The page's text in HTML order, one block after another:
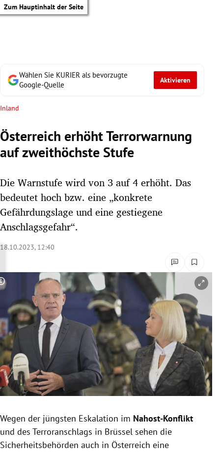
Zum Hauptinhalt der Seite
Untermenü
Untermenü
Untermenü
Untermenü
Untermenü
Untermenü
Untermenü
Untermenü
Untermenü
Untermenü
Wählen Sie KURIER als bevorzugte
Google-Quelle
Aktivieren
Inland
Österreich erhöht Terrorwarnung
auf zweithöchste Stufe
Die Warnstufe wird von 3 auf 4 erhöht. Das
bedeutet hoch bzw. eine „konkrete
Gefährdungslage und eine gestiegene
Anschlagsgefahr“.
18.10.2023, 12:40
Copyright-Hinweis öffnen/schließen
Wegen der jüngsten Eskalation im Nahost-Konflikt
und des Terroranschlags in Brüssel sehen die
Sicherheitsbehörden auch in Österreich eine